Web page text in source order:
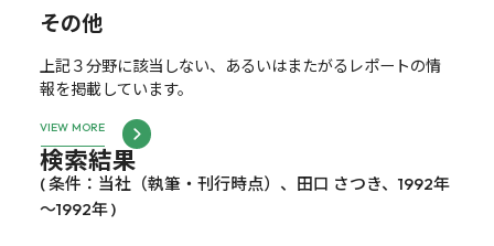
その他
上記３分野に該当しない、あるいはまたがるレポートの情
報を掲載しています。
VIEW MORE
検索結果
( 条件：当社（執筆・刊行時点）、田口 さつき、1992年
～1992年 )